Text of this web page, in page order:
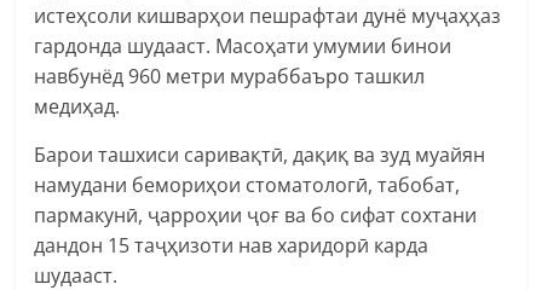
истеҳсоли кишварҳои пешрафтаи дунё муҷаҳҳаз
гардонда шудааст. Масоҳати умумии бинои
навбунёд 960 метри мураббаъро ташкил
медиҳад.
Барои ташхиси саривақтӣ, дақиқ ва зуд муайян
намудани бемориҳои стоматологӣ, табобат,
пармакунӣ, ҷарроҳии ҷоғ ва бо сифат сохтани
дандон 15 таҷҳизоти нав харидорӣ карда
шудааст.